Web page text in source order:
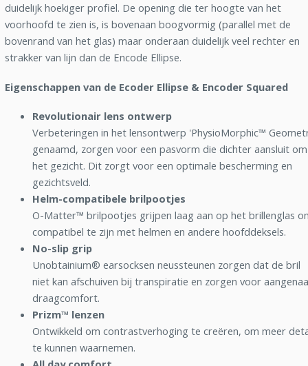
duidelijk hoekiger profiel. De opening die ter hoogte van het
voorhoofd te zien is, is bovenaan boogvormig (parallel met de
bovenrand van het glas) maar onderaan duidelijk veel rechter en
strakker van lijn dan de Encode Ellipse.
Eigenschappen van de Ecoder Ellipse & Encoder Squared
Revolutionair lens ontwerp
Verbeteringen in het lensontwerp 'PhysioMorphic™
genaamd, zorgen voor een pasvorm die dichter aansluit om
het gezicht. Dit zorgt voor een optimale bescherming en
gezichtsveld.
Helm-compatibele brilpootjes
O-Matter™ brilpootjes grijpen laag aan op het brillenglas
compatibel te zijn met helmen en andere hoofddeksels.
No-slip grip
Unobtainium® earsocksen neussteunen zorgen dat de bril
niet kan afschuiven bij transpiratie en zorgen voor
draagcomfort.
Prizm™ lenzen
Ontwikkeld om contrastverhoging te creëren, om meer
te kunnen waarnemen.